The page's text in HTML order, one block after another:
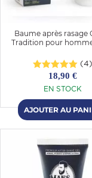
Baume après rasage
Tradition pour
(4)
18,90 €
EN STOCK